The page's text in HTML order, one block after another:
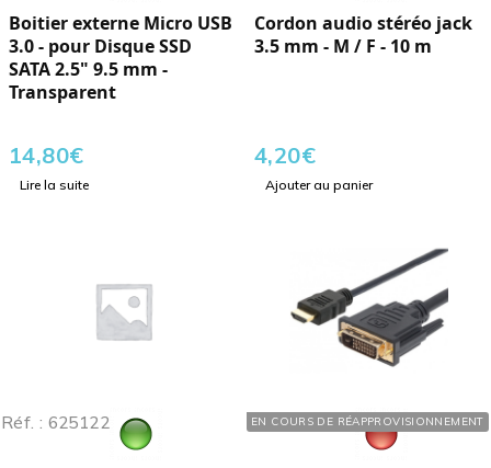
Boitier externe Micro USB
3.0 - pour Disque SSD
SATA 2.5" 9.5 mm -
Transparent
14,80€
Lire la suite
Cordon audio stéréo jack
3.5 mm - M / F - 10 m
4,20€
Ajouter au panier
Réf. : 625122 EN COURS DE RÉAPPROVISIONNEMENT
Réf. : 641920